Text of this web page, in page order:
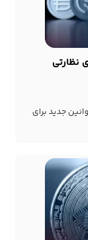
نظارتی
جدید برای